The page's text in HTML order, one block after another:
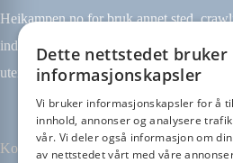
Heikampen.no for bruk annet sted,
indeksering (for eksempel tekst og
uten avtale.
Kontakt
Dette nettstedet bruker
informasjonskapsler
Vi bruker informasjonskapsler for å
innhold, annonser og analysere
vår. Vi deler også informasjon om
av nettstedet vårt med våre